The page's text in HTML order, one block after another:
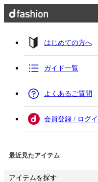
はじめての方へ
ガイド一覧
よくあるご質問
会員登録 / ログ
最近見たアイテム
アイテムを探す